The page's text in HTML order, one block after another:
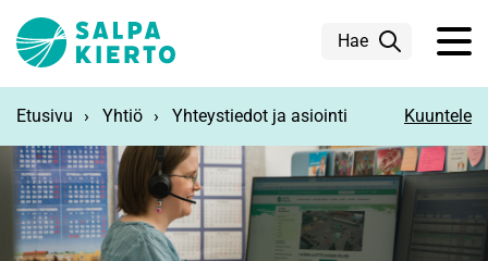
Hae
Etusivu Yhtiö Yhteystiedot ja asiointi Kuuntele